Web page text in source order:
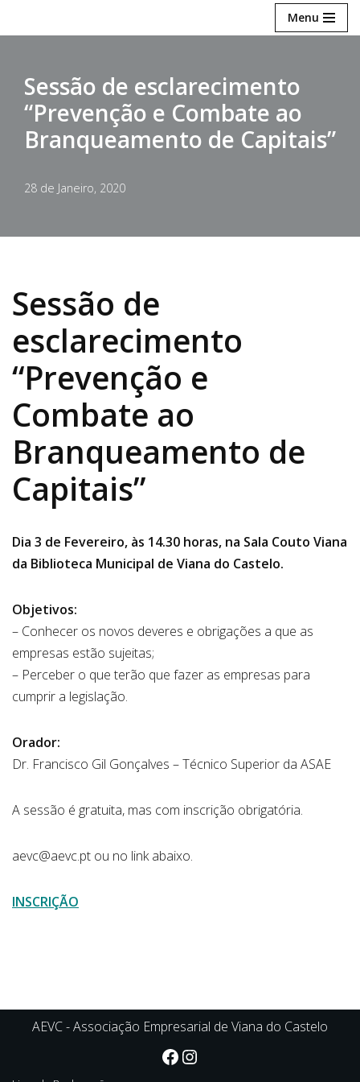
conteúdo
Menu
Sessão de esclarecimento
“Prevenção e Combate ao
Branqueamento de Capitais”
28 de Janeiro, 2020
Sessão de
esclarecimento
“Prevenção e
Combate ao
Branqueamento de
Capitais”
Dia 3 de Fevereiro, às 14.30 horas, na Sala Couto Viana
da Biblioteca Municipal de Viana do Castelo.
Objetivos:
– Conhecer os novos deveres e obrigações a que as
empresas estão sujeitas;
– Perceber o que terão que fazer as empresas para
cumprir a legislação.
Orador:
Dr. Francisco Gil Gonçalves – Técnico Superior da ASAE
A sessão é gratuita, mas com inscrição obrigatória.
aevc@aevc.pt ou no link abaixo.
INSCRIÇÃO
AEVC - Associação Empresarial de Viana do Castelo